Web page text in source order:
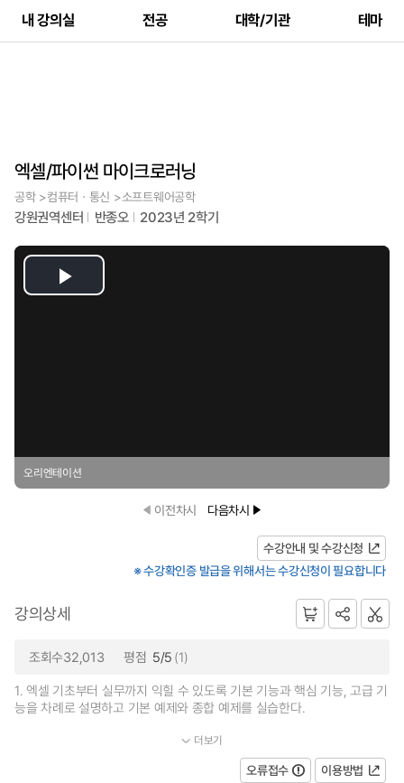
내 강의실 전공 대학/기관 테마
엑셀/파이썬 마이크로러닝
공학 >컴퓨터ㆍ통신 >소프트웨어공학
강원권역센터 반종오 2023년 2학기
Play
오리엔테이션
이전차시 다음차시
수강안내 및 수강신청
※ 수강확인증 발급을 위해서는 수강신청이 필요합니다
강의상세
조회수32,013 평점 5/5 (1)
1. 엑셀 기초부터 실무까지 익힐 수 있도록 기본 기능과 핵심 기능, 고급 기
능을 차례로 설명하고 기본 예제와 종합 예제를 실습한다.
2. 파이썬 기초부터 윈도우 프로그래밍까지 꼭 알아야 할 핵심 개념을...
더보기
오류접수 이용방법